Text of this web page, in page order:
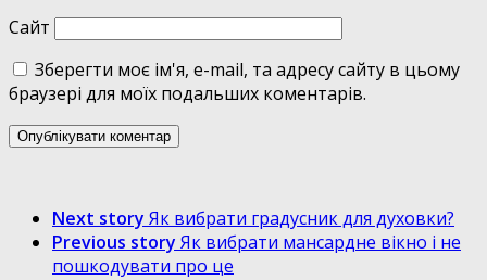
Сайт
Зберегти моє ім'я, e-mail, та адресу сайту в цьому
браузері для моїх подальших коментарів.
Next story Як вибрати градусник для духовки?
Previous story Як вибрати мансардне вікно і не
пошкодувати про це